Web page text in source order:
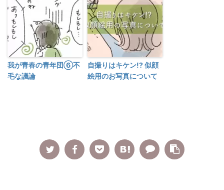
我が青春の青年団⑥不
毛な議論
自撮りはキケン!? 似顔
絵用のお写真について